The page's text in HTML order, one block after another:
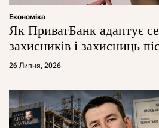
Економіка
Як ПриватБанк адаптує
захисників і захисниць
26 Липня, 2026